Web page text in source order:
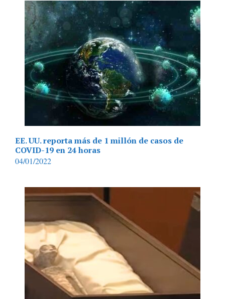
EE. UU. reporta más de 1 millón de casos de
COVID-19 en 24 horas
04/01/2022